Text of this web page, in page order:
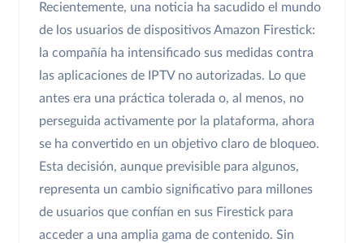
Recientemente, una noticia ha sacudido el mundo
de los usuarios de dispositivos Amazon Firestick:
la compañía ha intensificado sus medidas contra
las aplicaciones de IPTV no autorizadas. Lo que
antes era una práctica tolerada o, al menos, no
perseguida activamente por la plataforma, ahora
se ha convertido en un objetivo claro de bloqueo.
Esta decisión, aunque previsible para algunos,
representa un cambio significativo para millones
de usuarios que confían en sus Firestick para
acceder a una amplia gama de contenido. Sin